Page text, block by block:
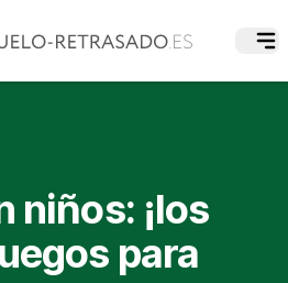
niños: ¡los
para